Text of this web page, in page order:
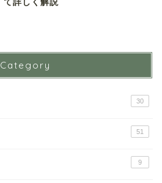
て詳しく解説
Category
30
51
9